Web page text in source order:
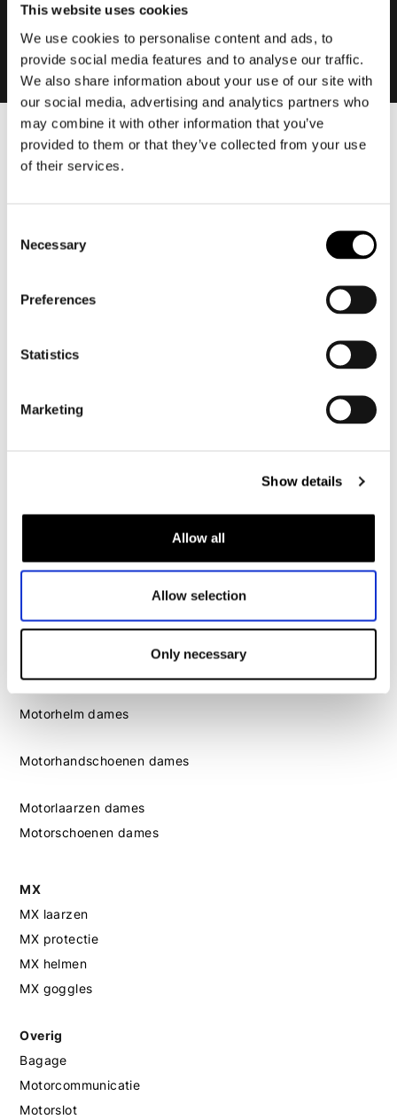
This website uses cookies
We use cookies to personalise content and ads, to
provide social media features and to analyse our traffic.
We also share information about your use of our site with
our social media, advertising and analytics partners who
may combine it with other information that you’ve
provided to them or that they’ve collected from your use
of their services.
Selection
Necessary
Preferences
Statistics
Marketing
Show details
Allow all
Allow selection
Only necessary
Heren
Motorkleding heren
Motorpak heren
Motorhoodie heren
Dames
Motorjas dames
Motorpak dames
Motorhelm dames
Motorhandschoenen dames
Motorlaarzen dames
Motorschoenen dames
MX
MX laarzen
MX protectie
MX helmen
MX goggles
Overig
Bagage
Motorcommunicatie
Motorslot